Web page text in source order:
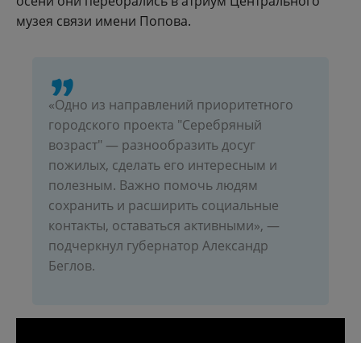
музея связи имени Попова.
«Одно из направлений приоритетного
городского проекта "Серебряный
возраст" — разнообразить досуг
пожилых, сделать его интересным и
полезным. Важно помочь людям
сохранить и расширить социальные
контакты, оставаться активными», —
подчеркнул губернатор Александр
Беглов.